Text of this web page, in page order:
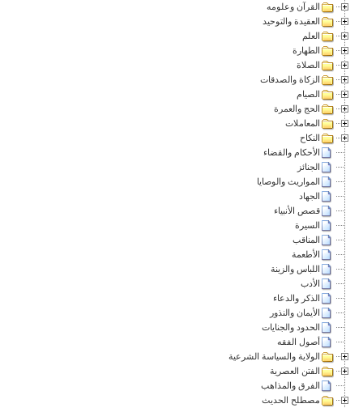
القرآن وعلومه
العقيدة والتوحيد
العلم
الطهارة
الصلاة
الزكاة والصدقات
الصيام
الحج والعمرة
المعاملات
النكاح
الأحكام والقضاء
الجنائز
المواريث والوصايا
الجهاد
قصص الأنبياء
السيرة
المناقب
الأطعمة
اللباس والزينة
الأدب
الذكر والدعاء
الأيمان والنذور
الحدود والجنايات
أصول الفقه
الولاية والسياسة الشرعية
الفتن العصرية
الفرق والمذاهب
مصطلح الحديث